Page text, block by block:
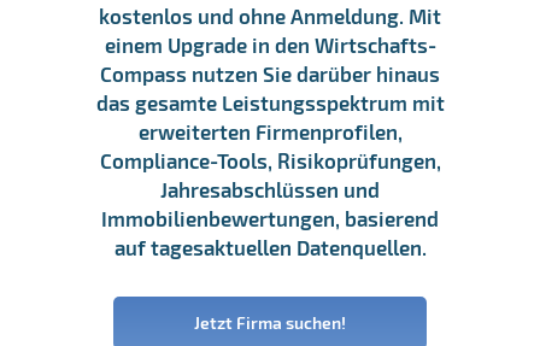
kostenlos und ohne Anmeldung. Mit
einem Upgrade in den Wirtschafts-
Compass nutzen Sie darüber hinaus
das gesamte Leistungsspektrum mit
erweiterten Firmenprofilen,
Compliance-Tools, Risikoprüfungen,
Jahresabschlüssen und
Immobilienbewertungen, basierend
auf tagesaktuellen Datenquellen.
Jetzt Firma suchen!